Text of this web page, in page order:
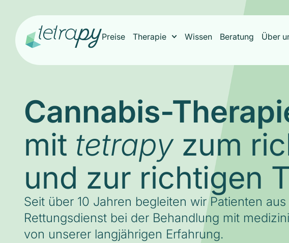
Preise Therapie Wissen Beratung Über
Cannabis-
mit tetrapyzum
und zur richtigen
Seit über 10 Jahren begleiten wir Patienten
Rettungsdienst bei der Behandlung mit
von unserer langjährigen Erfahrung.